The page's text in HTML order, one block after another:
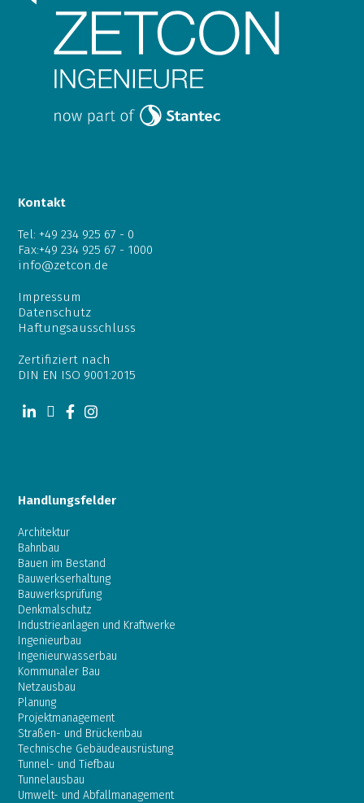
Kontakt
Tel: +49 234 925 67 - 0
Fax:+49 234 925 67 - 1000
info@zetcon.de
Impressum
Datenschutz
Haftungsausschluss
Zertifiziert nach
DIN EN ISO 9001:2015
Handlungsfelder
Architektur
Bahnbau
Bauen im Bestand
Bauwerkserhaltung
Bauwerksprüfung
Denkmalschutz
Industrieanlagen und Kraftwerke
Ingenieurbau
Ingenieurwasserbau
Kommunaler Bau
Netzausbau
Planung
Projektmanagement
Straßen- und Brückenbau
Technische Gebäudeausrüstung
Tunnel- und Tiefbau
Tunnelausbau
Umwelt- und Abfallmanagement